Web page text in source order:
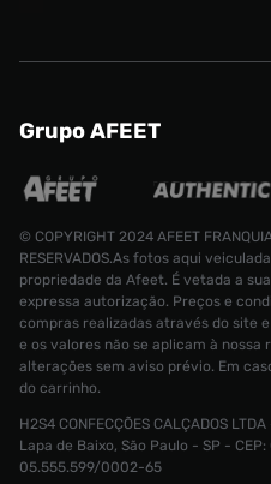
Grupo AFEET
© COPYRIGHT 2024 AFEET
RESERVADOS.As fotos aqui
propriedade da Afeet. É vetada a
expressa autorização. Preços e
compras realizadas através do site
e os valores não se aplicam à
alterações sem aviso prévio. Em
do carrinho.
H2S4 CONFECÇÕES CALÇADOS
Lapa de Baixo, São Paulo - SP -
05.555.599/0002-65